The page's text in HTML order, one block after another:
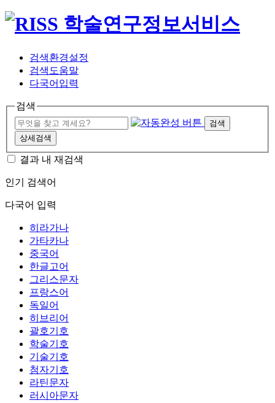
검색환경설정
검색도움말
다국어입력
검색
검색
상세검색
결과 내 재검색
인기 검색어
다국어 입력
히라가나
가타카나
중국어
한글고어
그리스문자
프랑스어
독일어
히브리어
괄호기호
학술기호
기술기호
첨자기호
라틴문자
러시아문자